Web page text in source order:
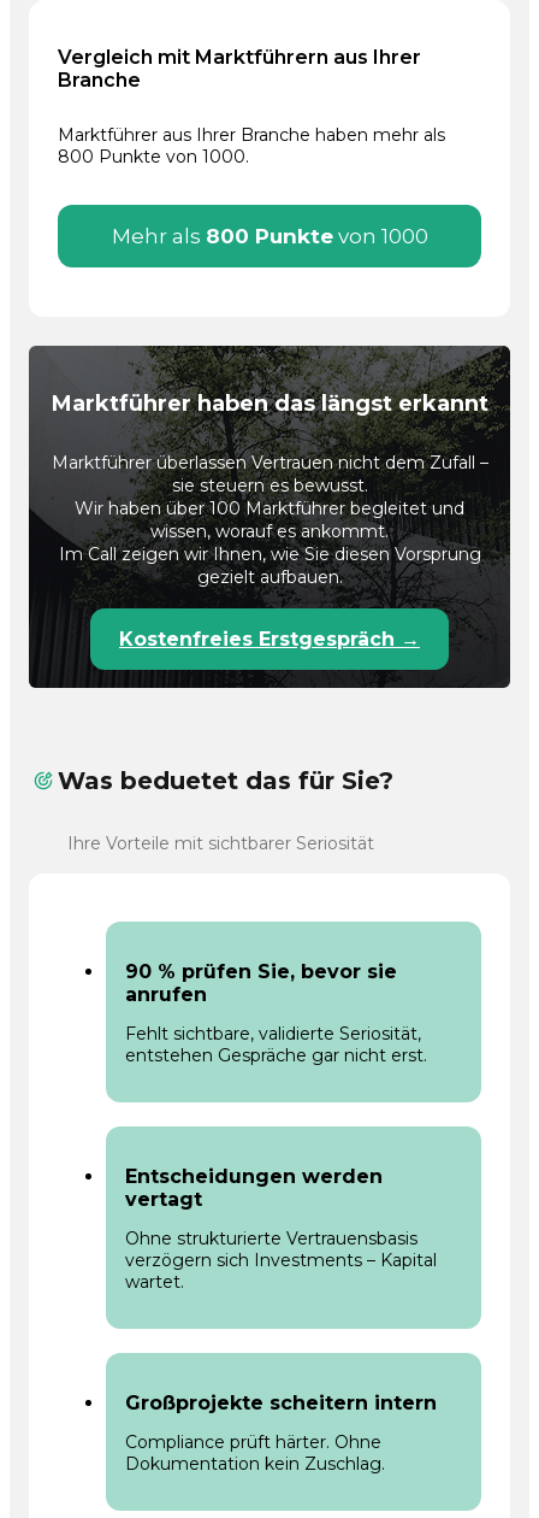
Vergleich mit Marktführern aus Ihrer
Branche
Marktführer aus Ihrer Branche haben mehr als
800 Punkte von 1000.
Mehr als 800 Punktevon 1000
Marktführer haben das längst erkannt
Marktführer überlassen Vertrauen nicht dem Zufall –
sie steuern es bewusst.
Wir haben über 100 Marktführer begleitet und
wissen, worauf es ankommt.
Im Call zeigen wir Ihnen, wie Sie diesen Vorsprung
gezielt aufbauen.
Kostenfreies Erstgespräch →
Was beduetet das für Sie?
Ihre Vorteile mit sichtbarer Seriosität
90 % prüfen Sie, bevor sie
anrufen
Fehlt sichtbare, validierte Seriosität,
entstehen Gespräche gar nicht erst.
Entscheidungen werden
vertagt
Ohne strukturierte Vertrauensbasis
verzögern sich Investments – Kapital
wartet.
Großprojekte scheitern intern
Compliance prüft härter. Ohne
Dokumentation kein Zuschlag.